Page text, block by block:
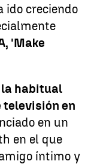
ido creciendo
'Make
la habitual
en
en un
en el que
íntimo y